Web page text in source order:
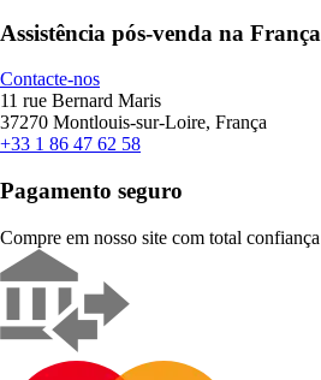
Assistência pós-venda na França
Contacte-nos
11 rue Bernard Maris
37270 Montlouis-sur-Loire, França
+33 1 86 47 62 58
Pagamento seguro
Compre em nosso site com total confiança